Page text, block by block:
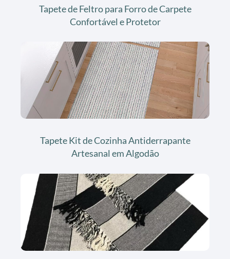
Tapete de Feltro para Forro de Carpete
Confortável e Protetor
Tapete Kit de Cozinha Antiderrapante
Artesanal em Algodão